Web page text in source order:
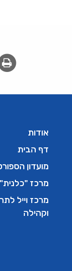
אודות
דף הבית
מועדון
מרכז "כלנית"
מרכז וייל
וקהילה